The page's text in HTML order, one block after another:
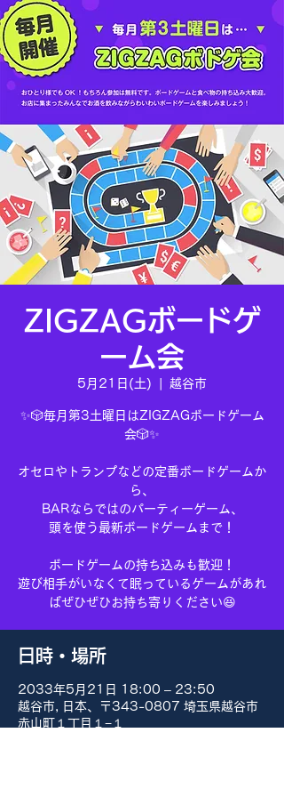
ZIGZAGボードゲ
ーム会
5月21日(土) 越谷市
✨🎲毎月第3土曜日はZIGZAGボードゲーム
会🎲✨
オセロやトランプなどの定番ボードゲームか
ら、
BARならではのパーティーゲーム、
頭を使う最新ボードゲームまで！
ボードゲームの持ち込みも歓迎！
遊び相手がいなくて眠っているゲームがあれ
ばぜひぜひお持ち寄りください😆
日時・場所
2033年5月21日 18:00 – 23:50
越谷市, 日本、〒343-0807 埼玉県越谷市
赤山町１丁目１−１